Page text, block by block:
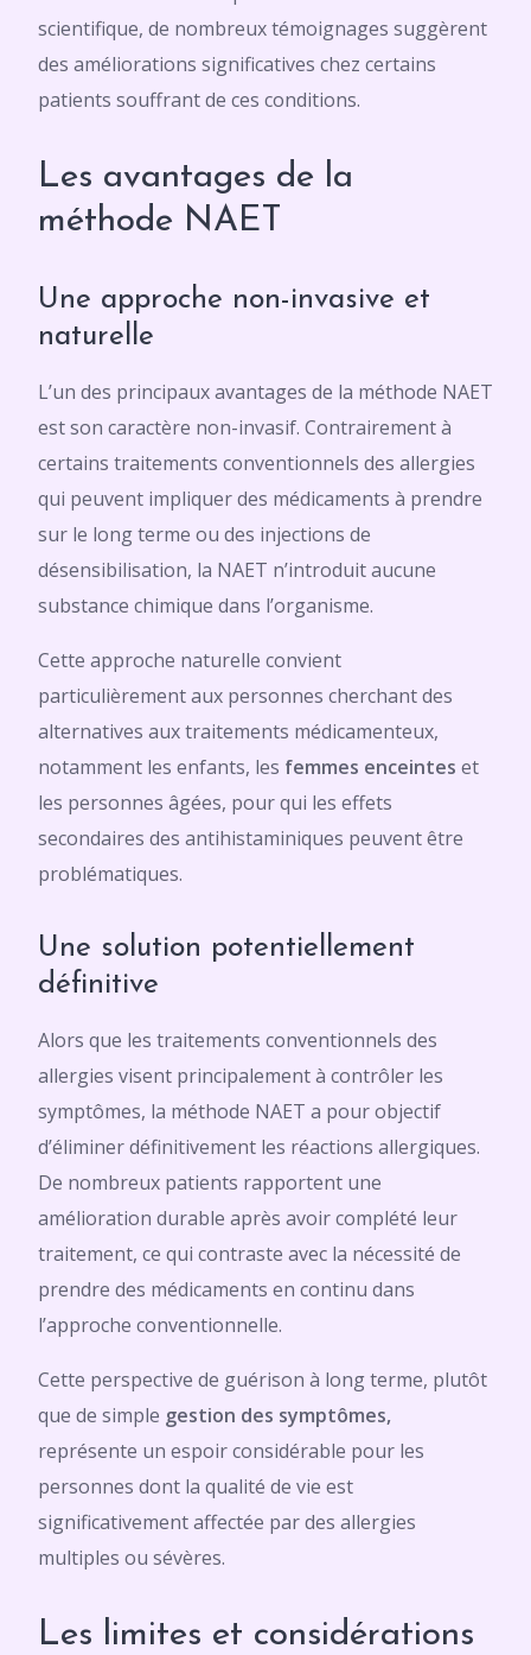
scientifique, de nombreux témoignages suggèrent
des améliorations significatives chez certains
patients souffrant de ces conditions.
Les avantages de la
méthode NAET
Une approche non-invasive et
naturelle
L’un des principaux avantages de la méthode NAET
est son caractère non-invasif. Contrairement à
certains traitements conventionnels des allergies
qui peuvent impliquer des médicaments à prendre
sur le long terme ou des injections de
désensibilisation, la NAET n’introduit aucune
substance chimique dans l’organisme.
Cette approche naturelle convient
particulièrement aux personnes cherchant des
alternatives aux traitements médicamenteux,
notamment les enfants, les femmes enceintes et
les personnes âgées, pour qui les effets
secondaires des antihistaminiques peuvent être
problématiques.
Une solution potentiellement
définitive
Alors que les traitements conventionnels des
allergies visent principalement à contrôler les
symptômes, la méthode NAET a pour objectif
d’éliminer définitivement les réactions allergiques.
De nombreux patients rapportent une
amélioration durable après avoir complété leur
traitement, ce qui contraste avec la nécessité de
prendre des médicaments en continu dans
l’approche conventionnelle.
Cette perspective de guérison à long terme, plutôt
que de simple gestion des symptômes,
représente un espoir considérable pour les
personnes dont la qualité de vie est
significativement affectée par des allergies
multiples ou sévères.
Les limites et considérations